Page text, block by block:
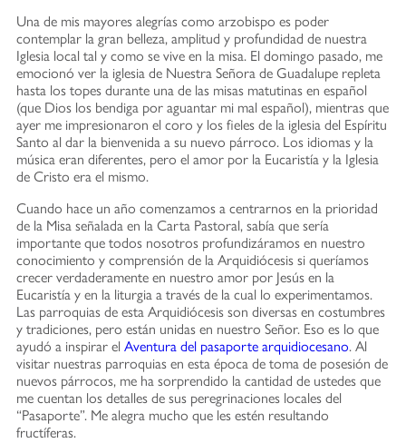
Una de mis mayores alegrías como arzobispo es poder
contemplar la gran belleza, amplitud y profundidad de nuestra
Iglesia local tal y como se vive en la misa. El domingo pasado, me
emocionó ver la iglesia de Nuestra Señora de Guadalupe repleta
hasta los topes durante una de las misas matutinas en español
(que Dios los bendiga por aguantar mi mal español), mientras que
ayer me impresionaron el coro y los fieles de la iglesia del Espíritu
Santo al dar la bienvenida a su nuevo párroco. Los idiomas y la
música eran diferentes, pero el amor por la Eucaristía y la Iglesia
de Cristo era el mismo.
Cuando hace un año comenzamos a centrarnos en la prioridad
de la Misa señalada en la Carta Pastoral, sabía que sería
importante que todos nosotros profundizáramos en nuestro
conocimiento y comprensión de la Arquidiócesis si queríamos
crecer verdaderamente en nuestro amor por Jesús en la
Eucaristía y en la liturgia a través de la cual lo experimentamos.
Las parroquias de esta Arquidiócesis son diversas en costumbres
y tradiciones, pero están unidas en nuestro Señor. Eso es lo que
ayudó a inspirar el Aventura del pasaporte arquidiocesano. Al
visitar nuestras parroquias en esta época de toma de posesión de
nuevos párrocos, me ha sorprendido la cantidad de ustedes que
me cuentan los detalles de sus peregrinaciones locales del
“Pasaporte”. Me alegra mucho que les estén resultando
fructíferas.